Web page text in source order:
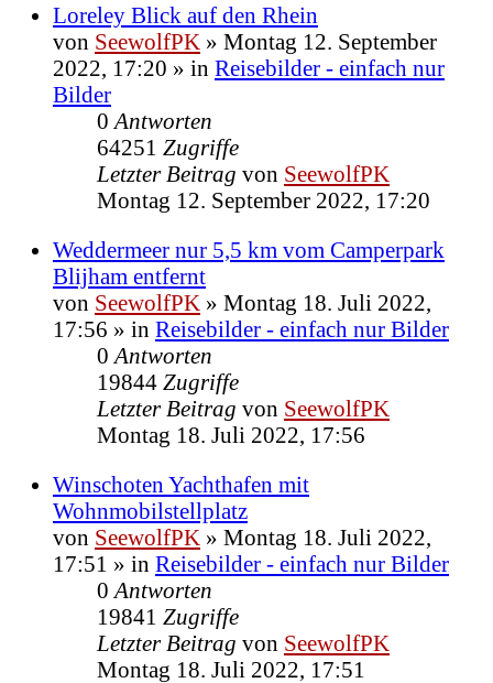
Loreley Blick auf den Rhein
von SeewolfPK » Montag 12. September
2022, 17:20 » in Reisebilder - einfach nur
Bilder
0 Antworten
64251 Zugriffe
Letzter Beitrag von SeewolfPK
Montag 12. September 2022, 17:20
Weddermeer nur 5,5 km vom Camperpark
Blijham entfernt
von SeewolfPK » Montag 18. Juli 2022,
17:56 » in Reisebilder - einfach nur Bilder
0 Antworten
19844 Zugriffe
Letzter Beitrag von SeewolfPK
Montag 18. Juli 2022, 17:56
Winschoten Yachthafen mit
Wohnmobilstellplatz
von SeewolfPK » Montag 18. Juli 2022,
17:51 » in Reisebilder - einfach nur Bilder
0 Antworten
19841 Zugriffe
Letzter Beitrag von SeewolfPK
Montag 18. Juli 2022, 17:51